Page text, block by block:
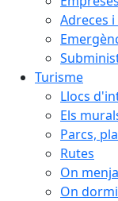
Adreces
Turisme
Llocs
Els
Parcs,
Rutes
On
On